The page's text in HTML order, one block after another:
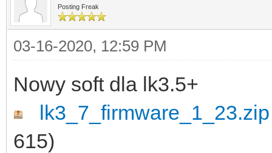
Posting Freak
03-16-2020, 12:59 PM
Nowy soft dla lk3.5+
lk3_7_firmware_1_23.zip
615)